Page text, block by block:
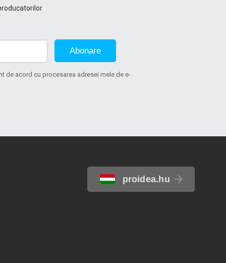
Abonare
de acord cu procesarea adresei mele de e-
proidea.hu